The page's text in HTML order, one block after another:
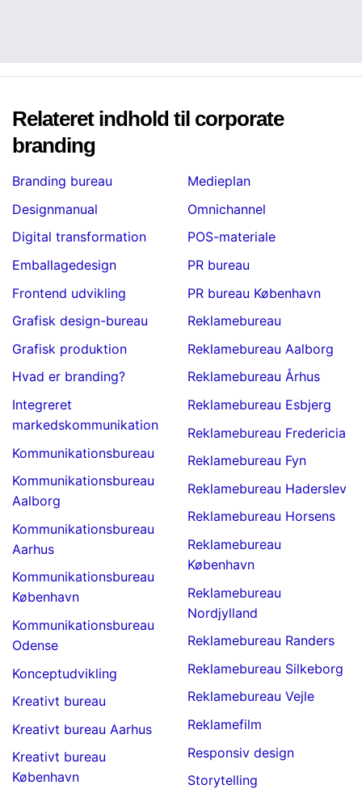
Relateret indhold til corporate
branding
Branding bureau
Designmanual
Digital transformation
Emballagedesign
Frontend udvikling
Grafisk design-bureau
Grafisk produktion
Hvad er branding?
Integreret
markedskommunikation
Kommunikationsbureau
Kommunikationsbureau
Aalborg
Kommunikationsbureau
Aarhus
Kommunikationsbureau
København
Kommunikationsbureau
Odense
Konceptudvikling
Kreativt bureau
Kreativt bureau Aarhus
Kreativt bureau
København
Medieplan
Omnichannel
POS-materiale
PR bureau
PR bureau København
Reklamebureau
Reklamebureau Aalborg
Reklamebureau Århus
Reklamebureau Esbjerg
Reklamebureau Fredericia
Reklamebureau Fyn
Reklamebureau Haderslev
Reklamebureau Horsens
Reklamebureau
København
Reklamebureau
Nordjylland
Reklamebureau Randers
Reklamebureau Silkeborg
Reklamebureau Vejle
Reklamefilm
Responsiv design
Storytelling